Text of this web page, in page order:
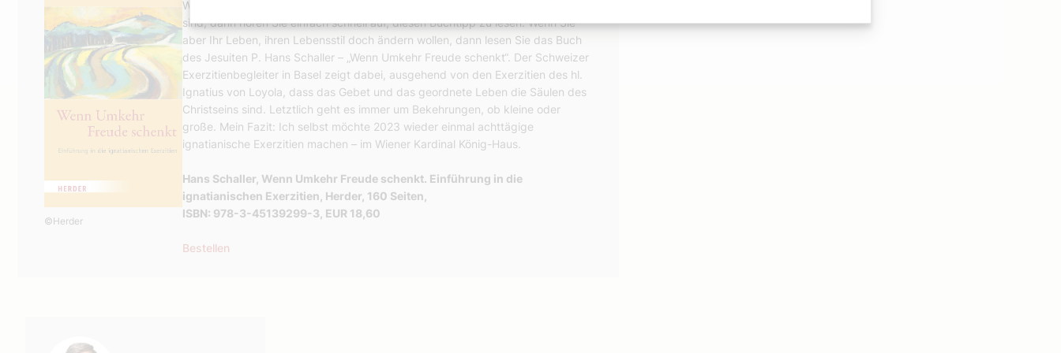
©Herder
Wenn Sie mit Ihrem Lebensstil und Ihrem Christsein einigermaßen zufrieden
sind, dann hören Sie einfach schnell auf, diesen Buchtipp zu lesen. Wenn Sie
aber Ihr Leben, ihren Lebensstil doch ändern wollen, dann lesen Sie das Buch
des Jesuiten P. Hans Schaller – „Wenn Umkehr Freude schenkt“. Der Schweizer
Exerzitienbegleiter in Basel zeigt dabei, ausgehend von den Exerzitien des hl.
Ignatius von Loyola, dass das Gebet und das geordnete Leben die Säulen des
Christseins sind. Letztlich geht es immer um Bekehrungen, ob kleine oder
große. Mein Fazit: Ich selbst möchte 2023 wieder einmal achttägige
ignatianische Exerzitien machen – im Wiener Kardinal König-Haus.
Hans Schaller, Wenn Umkehr Freude schenkt. Einführung in die
ignatianischen Exerzitien, Herder, 160 Seiten,
ISBN: 978-3-45139299-3, EUR 18,60
Bestellen